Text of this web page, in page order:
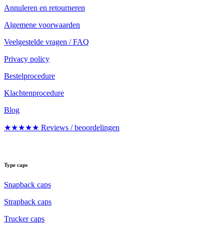
Annuleren en retourneren
Algemene voorwaarden
Veelgestelde vragen / FAQ
Privacy policy
Bestelprocedure
Klachtenprocedure
Blog
★★★★★ Reviews / beoordelingen
Type caps
Snapback caps
Strapback caps
Trucker caps